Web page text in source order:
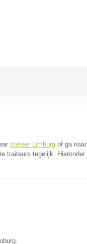
traiteur Limburgof ga naar
traiteurs tegelijk. Hieronder